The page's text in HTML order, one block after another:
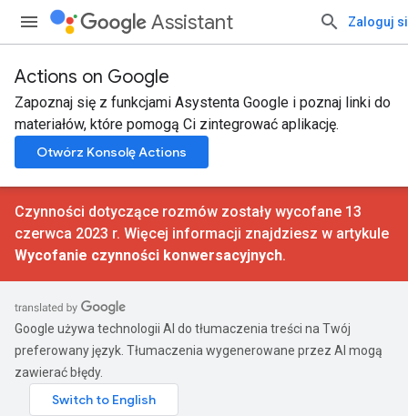
Assistant Zaloguj
Actions on Google
Zapoznaj się z funkcjami Asystenta Google i poznaj linki do
materiałów, które pomogą Ci zintegrować aplikację.
Otwórz Konsolę Actions
Czynności dotyczące rozmów zostały wycofane 13
czerwca 2023 r. Więcej informacji znajdziesz w artykule
Wycofanie czynności konwersacyjnych.
Google używa technologii AI do tłumaczenia treści na Twój
preferowany język. Tłumaczenia wygenerowane przez AI mogą
zawierać błędy.